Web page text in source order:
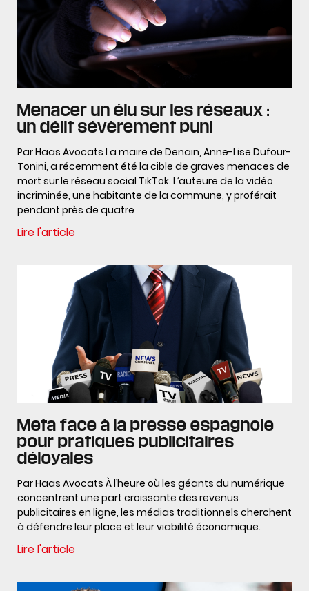
Menacer un élu sur les réseaux :
un délit sévèrement puni
Par Haas Avocats La maire de Denain, Anne-Lise Dufour-
Tonini, a récemment été la cible de graves menaces de
mort sur le réseau social TikTok. L’auteure de la vidéo
incriminée, une habitante de la commune, y proférait
pendant près de quatre
Lire l'article
Meta face à la presse espagnole
pour pratiques publicitaires
déloyales
Par Haas Avocats À l’heure où les géants du numérique
concentrent une part croissante des revenus
publicitaires en ligne, les médias traditionnels cherchent
à défendre leur place et leur viabilité économique.
Lire l'article